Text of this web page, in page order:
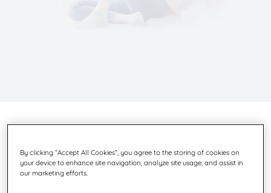
By clicking “Accept All Cookies”, you agree to the storing of cookies on
your device to enhance site navigation, analyze site usage, and assist in
our marketing efforts.